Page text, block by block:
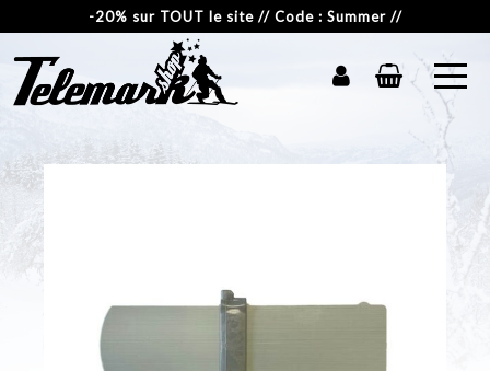
-20% sur TOUT le site // Code : Summer //